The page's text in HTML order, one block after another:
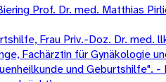
Prof. Dr. med. Matthias
Frau Priv.-Doz. Dr. med.
Fachärztin für Gynäkologie
und Geburtshilfe".